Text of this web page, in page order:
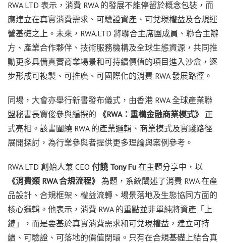
RWA.LTD 表示，消費 RWA 的發展不能停留於概念包裝，而
應建立在真實消費需求、可驗證資產、可兌現權益及合規運
營基礎之上。未來，RWA.LTD 將聯合主席團成員、聯合主辦
方、產業合作夥伴、技術服務機構及全球生態資源，共同推
動更多具備真實商業場景和可持續價值的項目進入沙盒，逐
步形成可複製、可推廣、可國際化的消費 RWA 發展路徑。
同場，大會亦舉行新書發布儀式，由香港 RWA 全球產業聯
盟秘書長竇俊參與編撰的
《RWA：重構金融商業模式》
正
式亮相。該書圍繞 RWA 的產業邏輯、商業模式及實踐路徑
展開探討，為行業參與者提供更多理論與案例參考。
RWA.LTD 創始人兼 CEO 付饒 Tony Fu 在主題分享中，以
《消費類 RWA合規流程》 為題，系統闡述了消費 RWA 在產
品設計、合規框架、權益流轉、場景落地及生態協同方面的
核心邏輯。他表示，消費 RWA 的重點並非單純將資產「上
鏈」，而是要基於真實消費需求和可兌現權益，建立可持
續、可驗證、可落地的價值閉環。只有在合規基礎上結合真